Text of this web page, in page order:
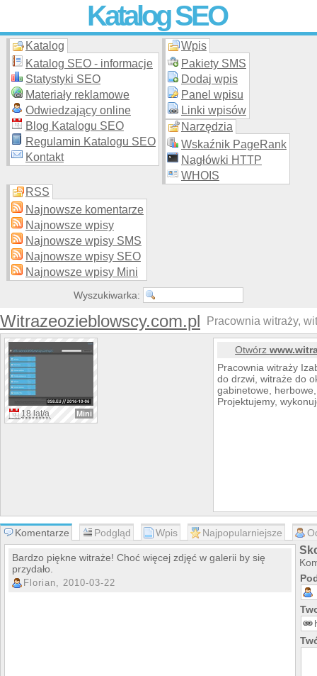
Katalog SEO
Skuteczna i promocja stron WWW –
moderowanego katalogu za darmo!
Katalog
Katalog SEO - informacje
Statystyki SEO
Materiały reklamowe
Odwiedzający online
Blog Katalogu SEO
Regulamin Katalogu SEO
Kontakt
Wpis
Pakiety SMS
Dodaj wpis
Panel wpisu
Linki wpisów
Narzędzia
Wskaźnik PageRank
Nagłówki HTTP
WHOIS
RSS
Najnowsze komentarze
Najnowsze wpisy
Najnowsze wpisy SMS
Najnowsze wpisy SEO
Najnowsze wpisy Mini
Wyszukiwarka:
Witrazeozieblowscy.com.pl Pracownia witraży,
18 lat/a Mini
Otwórz
Pracownia witraży
do drzwi, witraże do
gabinetowe,
Projektujemy,
Komentarze Podgląd Wpis Najpopularniejsze
Bardzo piękne witraże! Choć więcej zdjęć w galerii by się
przydało.
Florian, 2010-03-22